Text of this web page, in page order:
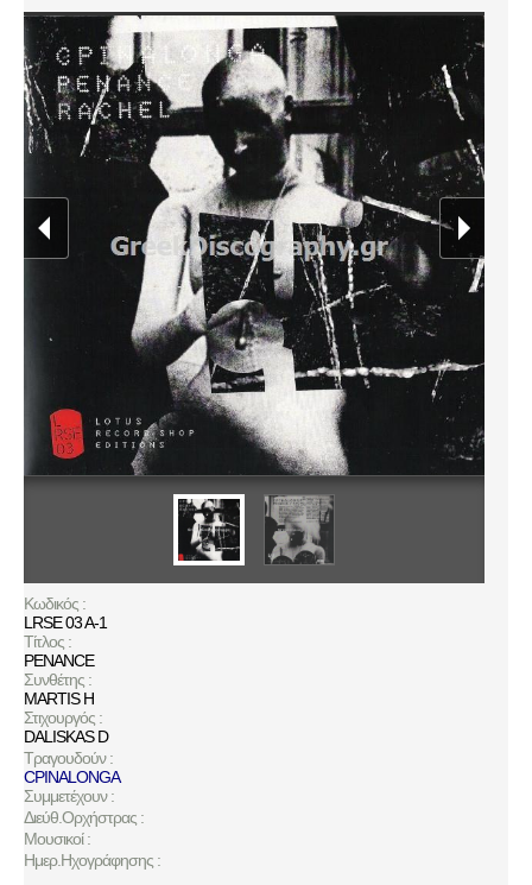
Κωδικός :
LRSE 03 A-1
Τίτλος :
PENANCE
Συνθέτης :
MARTIS H
Στιχουργός :
DALISKAS D
Τραγουδούν :
CPINALONGA
Συμμετέχουν :
Διεύθ.Ορχήστρας :
Μουσικοί :
Ημερ.Ηχογράφησης :